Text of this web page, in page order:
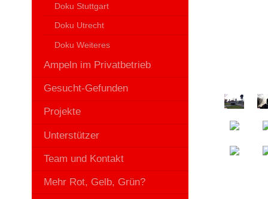
Doku Stuttgart
Doku Utrecht
Doku Weiteres
Ampeln im Privatbetrieb
Gesucht-Gefunden
Projekte
Unterstützer
Team und Kontakt
Mehr Rot, Gelb, Grün?